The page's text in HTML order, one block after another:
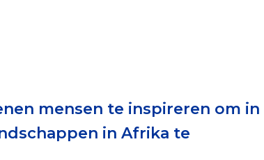
van een goed doel
Checklist
mensen te inspireren om in
in Afrika te